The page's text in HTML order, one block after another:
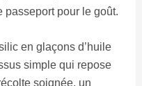
passeport pour le goût.
en glaçons d’huile
simple qui repose
soignée, un